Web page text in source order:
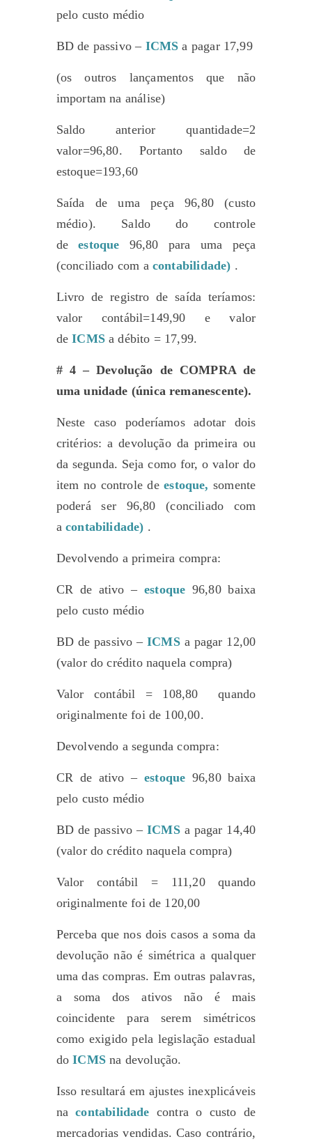
pelo custo médio
BD de passivo – ICMS a pagar 17,99
(os outros lançamentos que não
importam na análise)
Saldo anterior quantidade=2
valor=96,80. Portanto saldo de
estoque=193,60
Saída de uma peça 96,80 (custo
médio). Saldo do controle
deestoque 96,80 para uma peça
(conciliado com a contabilidade) .
Livro de registro de saída teríamos:
valor contábil=149,90 e valor
deICMSa débito = 17,99.
# 4 – Devolução de COMPRA de
uma unidade (única remanescente).
Neste caso poderíamos adotar dois
critérios: a devolução da primeira ou
da segunda. Seja como for, o valor do
item no controle deestoque, somente
poderá ser 96,80 (conciliado com
acontabilidade) .
Devolvendo a primeira compra:
CR de ativo – estoque 96,80 baixa
pelo custo médio
BD de passivo –ICMSa pagar 12,00
(valor do crédito naquela compra)
Valor contábil = 108,80 quando
originalmente foi de 100,00.
Devolvendo a segunda compra:
CR de ativo – estoque 96,80 baixa
pelo custo médio
BD de passivo –ICMSa pagar 14,40
(valor do crédito naquela compra)
Valor contábil = 111,20 quando
originalmente foi de 120,00
Perceba que nos dois casos a soma da
devolução não é simétrica a qualquer
uma das compras. Em outras palavras,
a soma dos ativos não é mais
coincidente para serem simétricos
como exigido pela legislação estadual
doICMSna devolução.
Isso resultará em ajustes inexplicáveis
nacontabilidade contra o custo de
mercadorias vendidas. Caso contrário,